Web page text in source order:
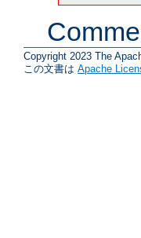
Copyright 2023 The
この文書は Apache